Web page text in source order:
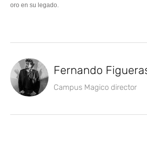
oro en su legado.
Fernando
Campus Magico director